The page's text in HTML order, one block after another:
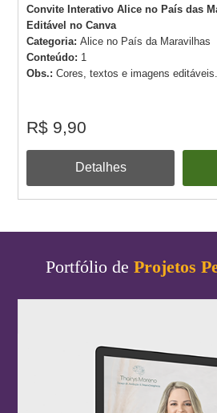
Convite Interativo Alice no País das
Editável no Canva
Categoria:Alice no País da Maravilhas
Conteúdo: 1
Obs.:Cores, textos e imagens editáveis.
R$ 9,90
Detalhes
Portfólio de Projetos